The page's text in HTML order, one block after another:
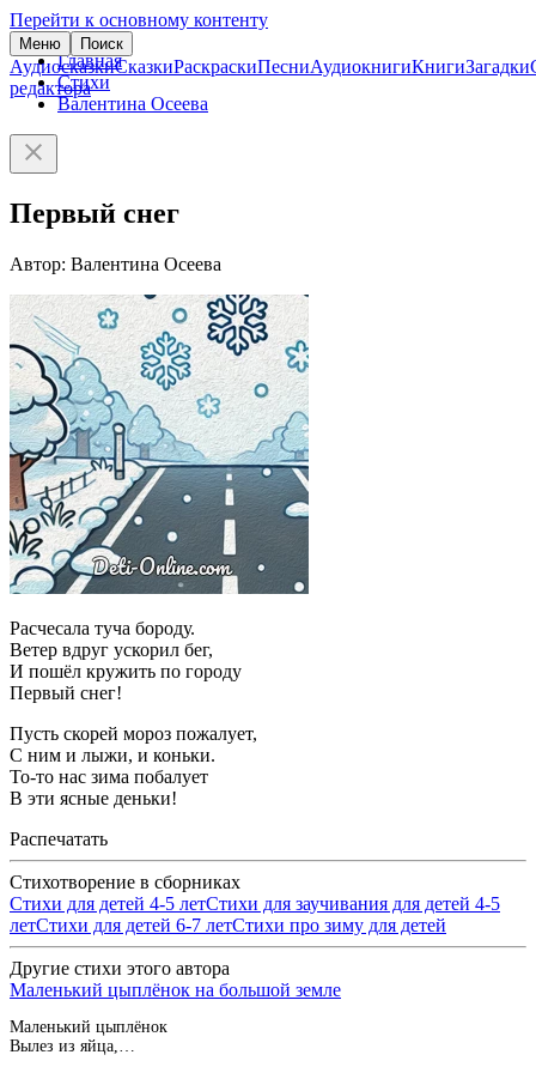
Перейти к основному контенту
Меню Поиск
АудиосказкиСказкиРаскраскиПесниАудиокнигиКнигиЗагадки
редактора
Главная
Стихи
Валентина Осеева
Первый снег
Автор: Валентина Осеева
Расчесала туча бороду.
Ветер вдруг ускорил бег,
И пошёл кружить по городу
Первый снег!
Пусть скорей мороз пожалует,
С ним и лыжи, и коньки.
То-то нас зима побалует
В эти ясные деньки!
Распечатать
Стихотворение в сборниках
Стихи для детей 4-5 летСтихи для заучивания для детей 4-5
летСтихи для детей 6-7 летСтихи про зиму для детей
Другие стихи этого автора
Маленький цыплёнок на большой земле
Маленький цыплёнок
Вылез из яйца,…